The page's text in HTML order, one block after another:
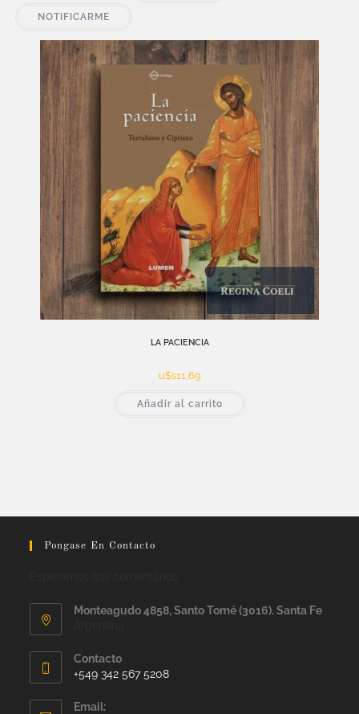
NOTIFICARME
LA PACIENCIA
u$s11,69
Añadir al carrito
Pongase En Contacto
Monteagudo 4858, Santo Tomé (3016). Santa Fe
Contacto
+549 342 567 5208
Email: